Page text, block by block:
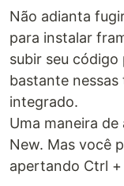
Não adianta
para instalar
subir seu código
bastante
integrado.
Uma maneira
New. Mas você
apertando Ctrl +